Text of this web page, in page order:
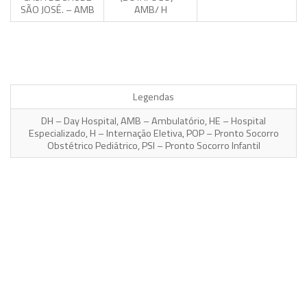
SÃO JOSÉ. – AMB
AMB/ H
Legendas
DH – Day Hospital, AMB – Ambulatório, HE – Hospital
Especializado, H – Internação Eletiva, POP – Pronto Socorro
Obstétrico Pediátrico, PSI – Pronto Socorro Infantil